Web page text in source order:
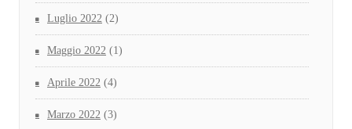
Luglio 2022 (2)
Maggio 2022 (1)
Aprile 2022 (4)
Marzo 2022 (3)